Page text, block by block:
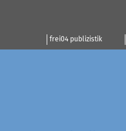
frei04 publizistik